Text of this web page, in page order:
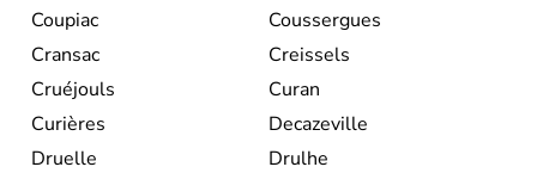
Coupiac
Coussergues
Cransac
Creissels
Cruéjouls
Curan
Curières
Decazeville
Druelle
Drulhe